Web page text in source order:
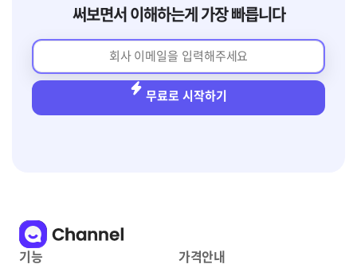
써보면서 이해하는게 가장 빠릅니다
무료로 시작하기
기능
가격안내